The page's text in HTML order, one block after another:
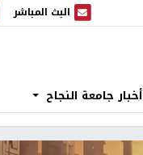
البث المباشر
البث المباشر
أخبار جامعة النجاح